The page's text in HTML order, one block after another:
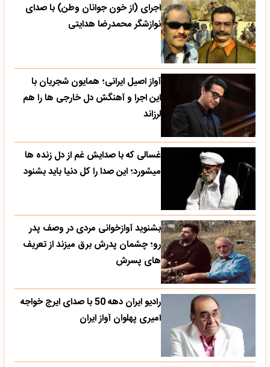
اجرای (از خون جوانان وطن) با صدای
نوازشگر محمدرضا هدایتی
آواز اصیل ایرانی؛ همایون شجریان با
این اجرا و آهنگش دل خارجی ها را هم
لرزاند
غسالی که با صدایش غم از دل زنده ها
میشورد؛ این صدا را کل دنیا باید بشنود
بشنوید آوازخوانی مردی در وصف پدر
رو؛ چشمان پدرش برق میزند از تعریف
های پسرش
رادیو ایران دهه 50 با صدای ایرج خواجه
امیری پهلوان آواز ایران